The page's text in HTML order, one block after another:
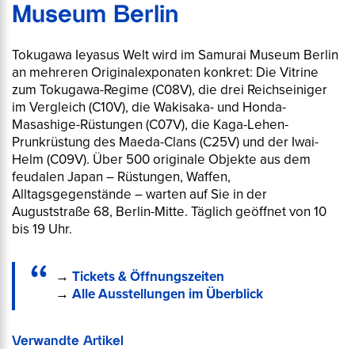
Museum Berlin
Tokugawa Ieyasus Welt wird im Samurai Museum Berlin
an mehreren Originalexponaten konkret: Die Vitrine
zum Tokugawa-Regime (C08V), die drei Reichseiniger
im Vergleich (C10V), die Wakisaka- und Honda-
Masashige-Rüstungen (C07V), die Kaga-Lehen-
Prunkrüstung des Maeda-Clans (C25V) und der Iwai-
Helm (C09V). Über 500 originale Objekte aus dem
feudalen Japan – Rüstungen, Waffen,
Alltagsgegenstände – warten auf Sie in der
Auguststraße 68, Berlin-Mitte. Täglich geöffnet von 10
bis 19 Uhr.
→Tickets & Öffnungszeiten
→Alle Ausstellungen im Überblick
Verwandte Artikel